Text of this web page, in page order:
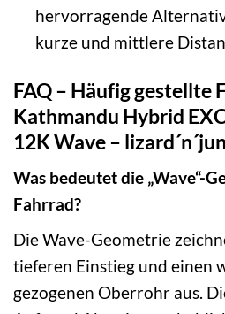
hervorragende
kurze und mittlere
FAQ – Häufig gestellte
Kathmandu Hybrid
12K Wave –
Was bedeutet die „Wave“-
Fahrrad?
Die Wave-Geometrie
tieferen Einstieg und einen
gezogenen Oberrohr aus.